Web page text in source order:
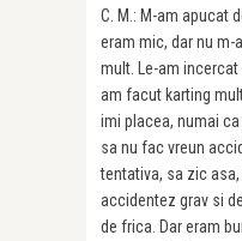
C. M.: M-am apucat
eram mic, dar nu
mult. Le-am
am facut karting
imi placea, numai
sa nu fac vreun
tentativa, sa zic
accidentez grav si
de frica. Dar eram